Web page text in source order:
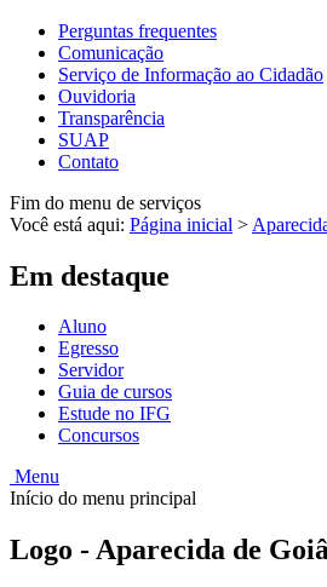
Perguntas frequentes
Comunicação
Serviço de Informação ao Cidadão
Ouvidoria
Transparência
SUAP
Contato
Fim do menu de serviços
Você está aqui: Página inicial >
Em destaque
Aluno
Egresso
Servidor
Guia de cursos
Estude no IFG
Concursos
Menu
Início do menu principal
Logo - Aparecida de